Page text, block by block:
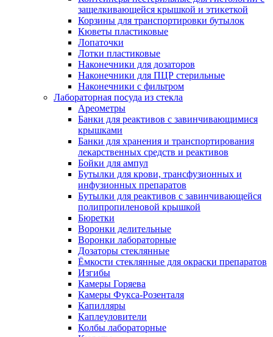
защелкивающейся крышкой и этикеткой
Корзины для транспортировки бутылок
Кюветы пластиковые
Лопаточки
Лотки пластиковые
Наконечники для дозаторов
Наконечники для ПЦР стерильные
Наконечники с фильтром
Лабораторная посуда из стекла
Ареометры
Банки для реактивов с завинчивающимися
крышками
Банки для хранения и транспортирования
лекарственных средств и реактивов
Бойки для ампул
Бутылки для крови, трансфузионных и
инфузионных препаратов
Бутылки для реактивов с завинчивающейся
полипропиленовой крышкой
Бюретки
Воронки делительные
Воронки лабораторные
Дозаторы стеклянные
Ёмкости стеклянные для окраски препаратов
Изгибы
Камеры Горяева
Камеры Фукса-Розенталя
Капилляры
Каплеуловители
Колбы лабораторные